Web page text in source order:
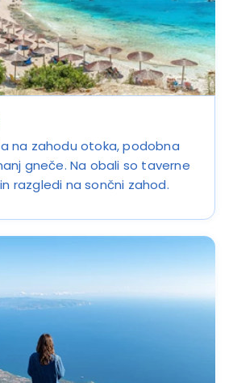
na zahodu otoka, podobna
gneče. Na obali so taverne
razgledi na sončni zahod.